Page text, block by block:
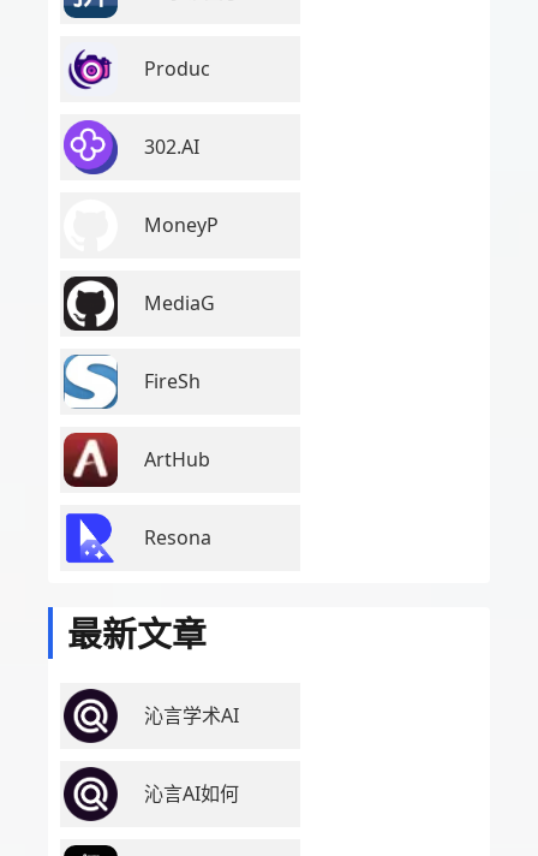
Produc
302.AI
MoneyP
MediaG
FireSh
ArtHub
Resona
最新文章
沁言学术AI
沁言AI如何